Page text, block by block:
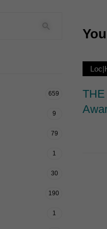
THE
659
9
79
1
30
190
1
Inhalte von
akzeptiert werden,
powered by Borlabs